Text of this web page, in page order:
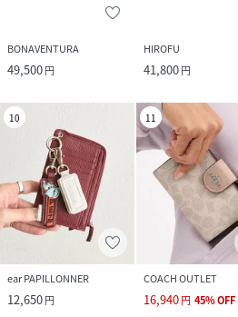
BONAVENTURA
49,500円
HIROFU
41,800円
10
ear PAPILLONNER
12,650円
11
COACH OUTLET
16,940円 45%OFF